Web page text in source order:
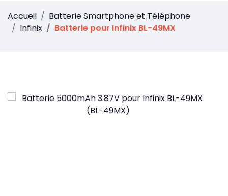
Accueil
Batterie Smartphone et Téléphone
Infinix
Batterie pour Infinix BL-49MX